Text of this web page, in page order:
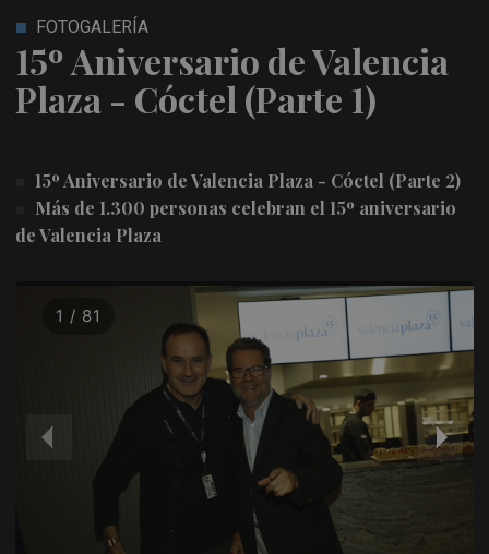
15º Aniversario de Valencia
Plaza - Cóctel (Parte 1)
FOTOGALERÍA
15º Aniversario de Valencia Plaza - Cóctel (Parte 2)
Más de 1.300 personas celebran el 15º aniversario
de Valencia Plaza
1 / 81